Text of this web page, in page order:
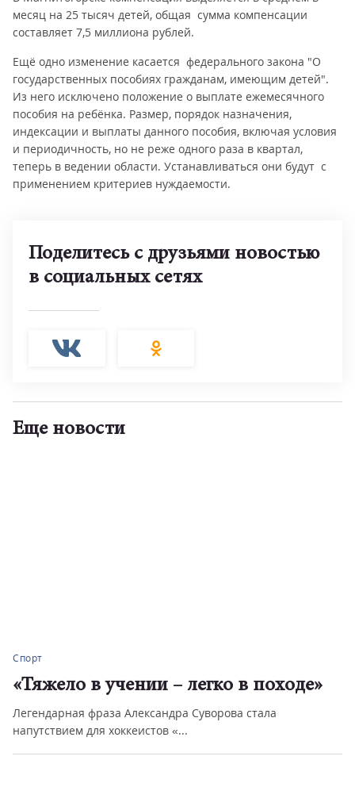
месяц на 25 тысяч детей, общая сумма компенсации
составляет 7,5 миллиона рублей.
Ещё одно изменение касается федерального закона "О
государственных пособиях гражданам, имеющим детей".
Из него исключено положение о выплате ежемесячного
пособия на ребёнка. Размер, порядок назначения,
индексации и выплаты данного пособия, включая условия
и периодичность, но не реже одного раза в квартал,
теперь в ведении области. Устанавливаться они будут с
применением критериев нуждаемости.
Поделитесь с друзьями новостью
в социальных сетях
Еще новости
Спорт
«Тяжело в учении – легко в походе»
Легендарная фраза Александра Суворова стала
напутствием для хоккеистов «...